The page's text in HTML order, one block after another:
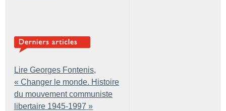
Lire Georges Fontenis,
« Changer le monde. Histoire
du mouvement communiste
libertaire 1945-1997 »